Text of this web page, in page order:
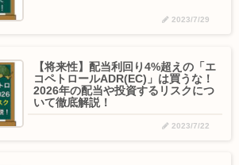
2023/7/29
【将来性】配当利回り4%超えの「エ
コペトロールADR(EC)」は買うな！
2026年の配当や投資するリスクにつ
いて徹底解説！
2023/7/22